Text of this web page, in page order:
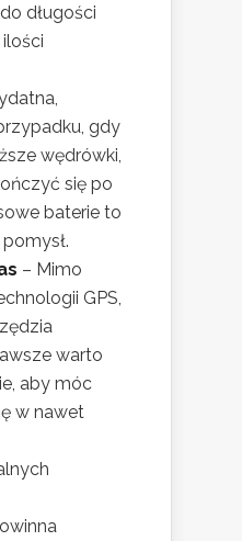
długości
gdy
wędrówki,
się po
baterie to
– Mimo
GPS,
warto
aby móc
w nawet